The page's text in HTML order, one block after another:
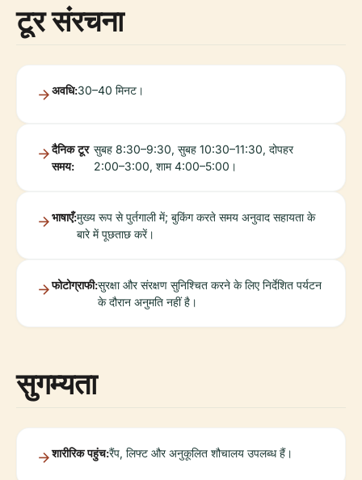
टूर संरचना
अवधि:30–40 मिनट।
दैनिक टूर
समय:
सुबह 8:30–9:30, सुबह 10:30–11:30, दोपहर
2:00–3:00, शाम 4:00–5:00।
भाषाएँ:मुख्य रूप से पुर्तगाली में; बुकिंग करते समय अनुवाद सहायता के
बारे में पूछताछ करें।
फोटोग्राफी:सुरक्षा और संरक्षण सुनिश्चित करने के लिए निर्देशित पर्यटन
के दौरान अनुमति नहीं है।
सुगम्यता
शारीरिक पहुंच:रैंप, लिफ्ट और अनुकूलित शौचालय उपलब्ध हैं।